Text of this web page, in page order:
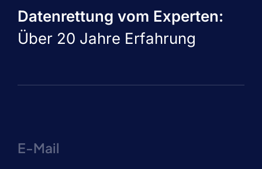
Datenrettung vom Experten:
Über 20 Jahre Erfahrung
E-Mail